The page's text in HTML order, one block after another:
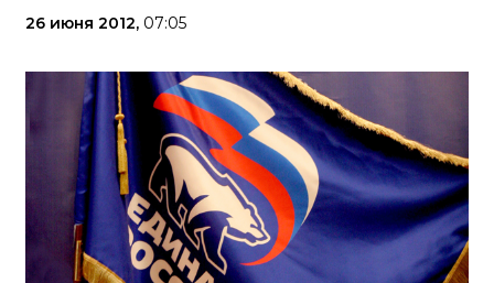
26 июня 2012, 07:05